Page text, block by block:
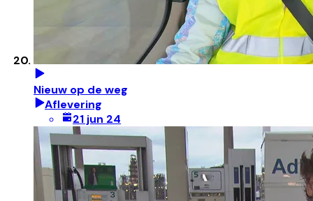
Nieuw op de weg
Aflevering
21 jun 24